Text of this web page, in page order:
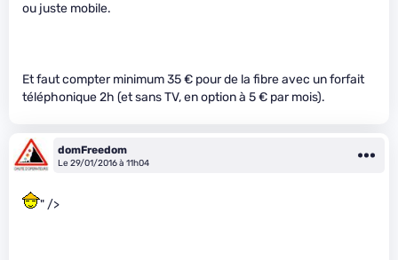
ou juste mobile.
Et faut compter minimum 35 € pour de la fibre avec un forfait
téléphonique 2h (et sans TV, en option à 5 € par mois).
domFreedom
Le 29/01/2016 à 11h04
" />